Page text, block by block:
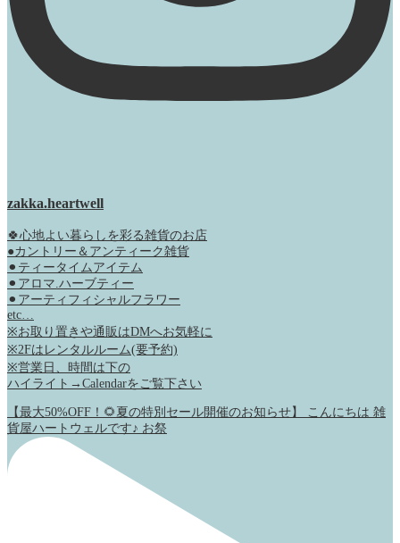
zakka.heartwell
🍀心地よい暮らしを彩る雑貨のお店
●カントリー＆アンティーク雑貨
⚫︎ティータイムアイテム
⚫︎アロマ.ハーブティー
⚫︎アーティフィシャルフラワー
etc…
※お取り置きや通販はDMへお気軽に
※2Fはレンタルルーム(要予約)
※営業日、時間は下の
ハイライト→Calendarをご覧下さい
【最大50%OFF！🌻夏の特別セール開催のお知らせ】 こんにちは 雑
貨屋ハートウェルです♪ お祭